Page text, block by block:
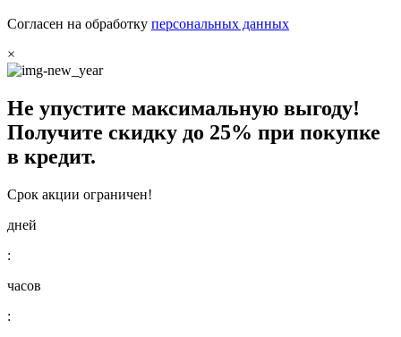
Согласен на обработку персональных данных
×
Не упустите максимальную выгоду!
Получите скидку до 25% при покупке
в кредит.
Срок акции ограничен!
дней
:
часов
: